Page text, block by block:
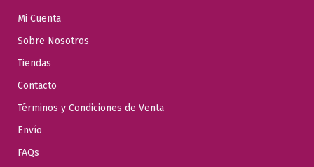
Mi Cuenta
Sobre Nosotros
Tiendas
Contacto
Términos y Condiciones de Venta
Envío
FAQs